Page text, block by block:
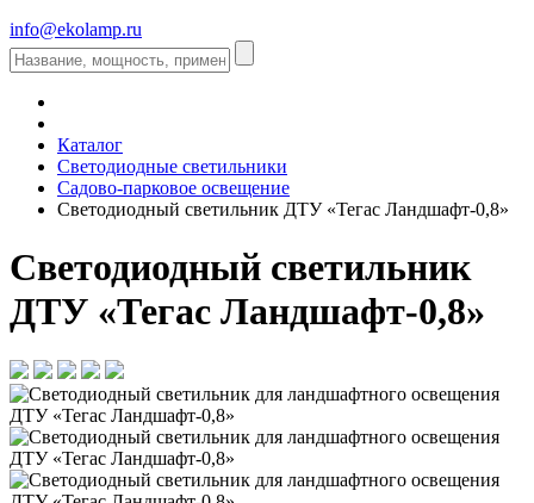
info@ekolamp.ru
Каталог
Светодиодные светильники
Садово-парковое освещение
Светодиодный светильник ДТУ «Тегас Ландшафт-0,8»
Светодиодный светильник
ДТУ «Тегас Ландшафт-0,8»